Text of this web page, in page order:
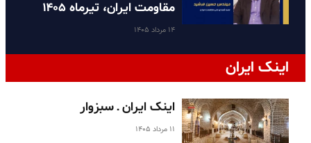
مقاومت ایران، تیرماه ۱۴۰۵
۱۴ مرداد ۱۴۰۵
اینک ایران
اینک ایران ـ سبزوار
۱۱ مرداد ۱۴۰۵